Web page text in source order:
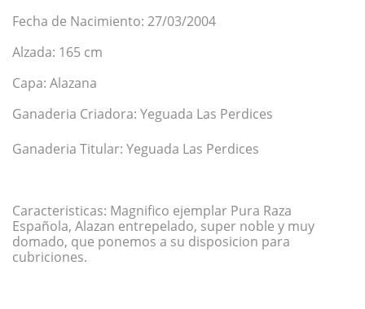
Fecha de Nacimiento: 27/03/2004
Alzada: 165 cm
Capa: Alazana
Ganaderia Criadora: Yeguada Las Perdices
Ganaderia Titular: Yeguada Las Perdices
Caracteristicas: Magnifico ejemplar Pura Raza
Española, Alazan entrepelado, super noble y muy
domado, que ponemos a su disposicion para
cubriciones.